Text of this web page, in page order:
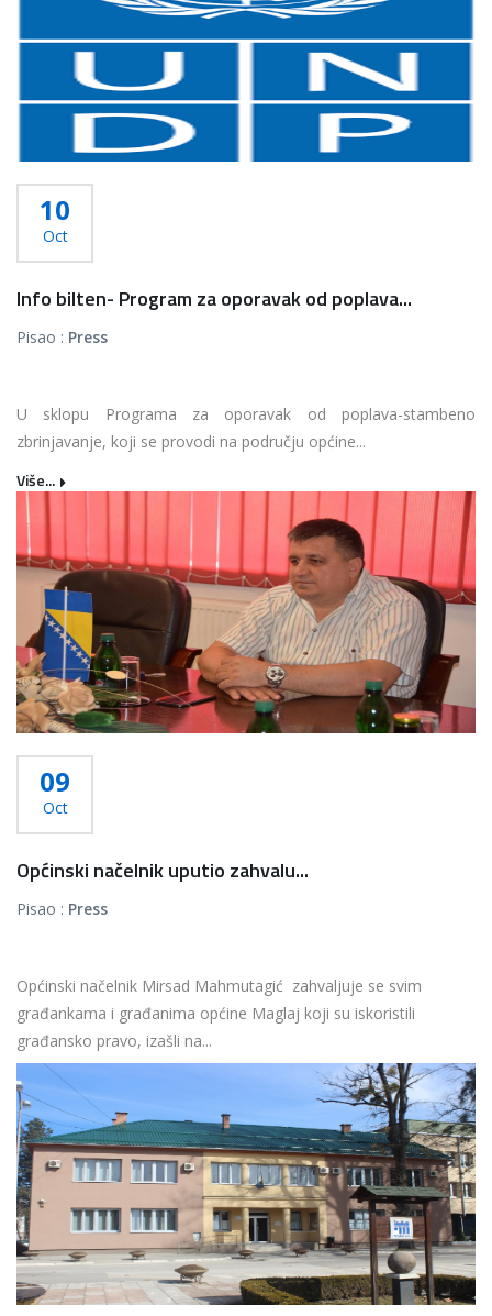
10
Oct
Info bilten- Program za oporavak od poplava...
Pisao : Press
U sklopu Programa za oporavak od poplava-stambeno
zbrinjavanje, koji se provodi na području općine...
Više...
09
Oct
Općinski načelnik uputio zahvalu...
Pisao : Press
Općinski načelnik Mirsad Mahmutagić zahvaljuje se svim
građankama i građanima općine Maglaj koji su iskoristili
građansko pravo, izašli na...
Više...